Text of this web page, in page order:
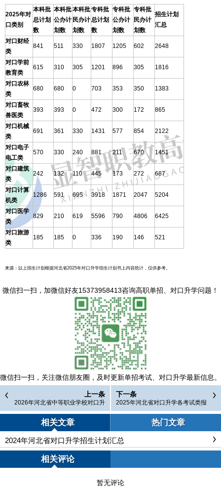
2025年对
口类别
本科批
总计划
数
本科批
公办计
划数
本科批
民办计
划数
专科批
总计划
数
专科批
公办计
划数
专科批
民办计
划数
招生计划
汇总
对口财经
类
841 511 330 1807 1205 602 2648
对口学前
教育类
615 310 305 1201 896 305 1816
对口农林
类
680 680 0 703 353 350 1383
对口畜牧
兽医类
393 393 0 472 300 172 865
对口机械
类
691 361 330 1431 577 854 2122
对口电子
电工类
570 330 240 881 211 670 1451
对口建筑
类
242 132 110 445 173 272 687
对口计算
机类
1286 591 695 3918 1871 2047 5204
对口医学
类
829 210 619 5596 790 4806 6425
对口旅游
类
185 185 0 336 190 146 521
来源：以上招生计划根据河北省2025年对口升学招生计划书上内容统计，仅供参考。
微信扫一扫， 加微信好友15373958413咨询高职单招、对口升学问题 ！
微信扫一扫， 关注微信朋友圈，及时更新单招考试、对口升学最新信息。
上一条
2026年河北省中等职业学校对口升
学考试科目
下一条
2025年河北省对口升学各考试类报
名人数
相关文章 热门文章
2024年河北省对口升学招生计划汇总
相关评论
暂无评论